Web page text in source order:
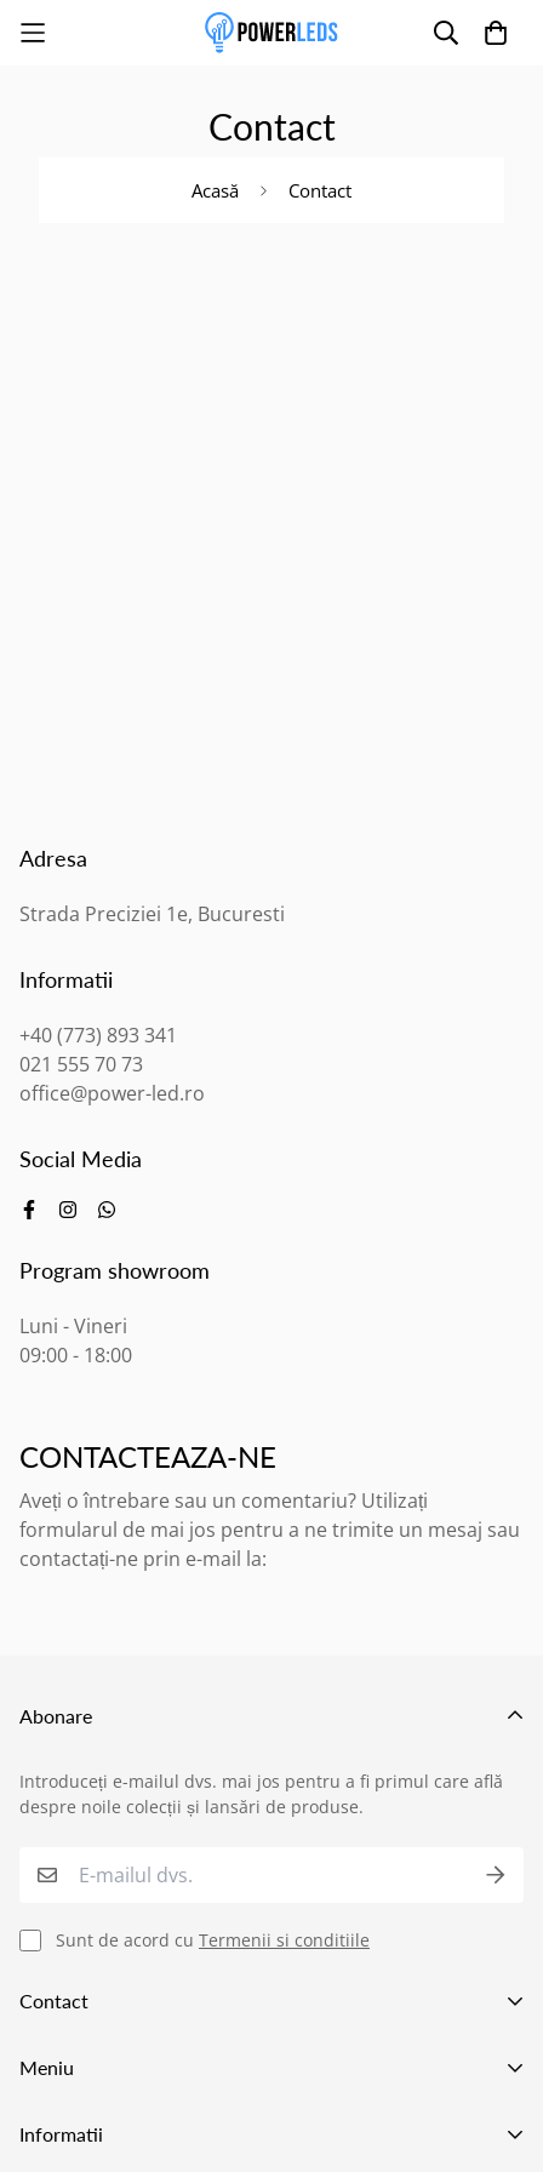
Contact
Acasă Contact
CONTACTEAZA-NE
Aveți o întrebare sau un comentariu? Utilizați
formularul de mai jos pentru a ne trimite un mesaj sau
contactați-ne prin e-mail la:
Adresa
Strada Preciziei 1e, Bucuresti
Informatii
+40 (773) 893 341
021 555 70 73
office@power-led.ro
Social Media
Program showroom
Luni - Vineri
09:00 - 18:00
Contact
Va asteptam in showroom pe adresa
Strada Preciziei 1e, Bucuresti
+40752227009
Meniu
Lustre LED
Informatii
Abonare
Introduceți e-mailul dvs. mai jos pentru a fi primul care află
despre noile colecții și lansări de produse.
Sunt de acord cu Termenii si conditiile
Service si garantii ›